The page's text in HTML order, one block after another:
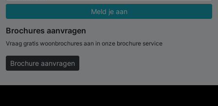
Meld je aan
Brochures aanvragen
Vraag gratis woonbrochures aan in onze brochure service
Brochure aanvragen